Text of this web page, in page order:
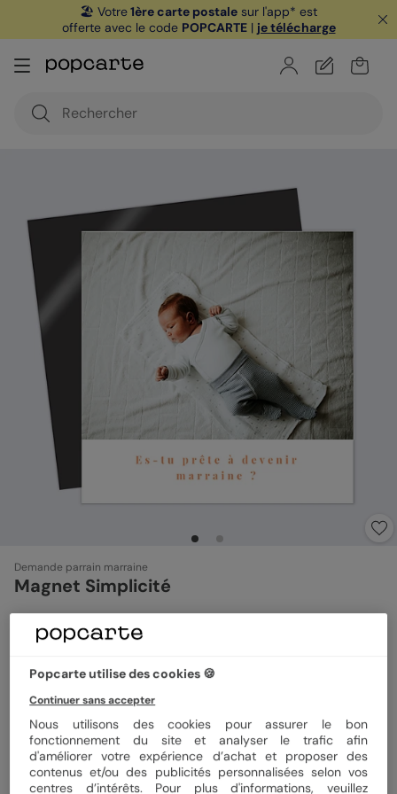
🏖️ Votre1ère carte postale sur l'app* est
offerte avec le code POPCARTE| je télécharge
Demande parrain marraine
Magnet Simplicité
Format
Quantité 1 magnet
Popcarte utilise des cookies 🍪
Continuer sans accepter
Nous utilisons des cookies pour assurer le bon
fonctionnement du site et analyser le trafic afin
d'améliorer votre expérience d’achat et proposer des
contenus et/ou des publicités personnalisées selon vos
centres d’intérêts. Pour plus d'informations, veuillez